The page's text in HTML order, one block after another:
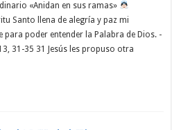
«Anidan en sus ramas»
Santo llena de alegría y paz mi
poder entender la Palabra de Dios. -
31-35 31 Jesús les propuso otra